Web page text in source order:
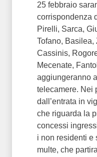
25 febbraio
corrispondenza
Pirelli, Sarca,
Tofano, Basilea,
Cassinis,
Mecenate,
aggiungeranno
telecamere. Nei
dall’entrata in
che riguarda la
concessi
i non residenti e
multe, che